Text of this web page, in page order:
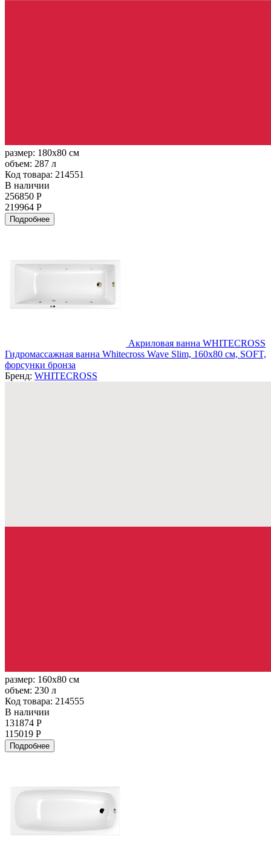
размер: 180x80 см
объем: 287 л
Код товара: 214551
В наличии
256850 Р
219964 Р
Подробнее
Акриловая ванна WHITECROSS
Гидромассажная ванна Whitecross Wave Slim, 160x80 см, SOFT,
форсунки бронза
Бренд: WHITECROSS
размер: 160x80 см
объем: 230 л
Код товара: 214555
В наличии
131874 Р
115019 Р
Подробнее